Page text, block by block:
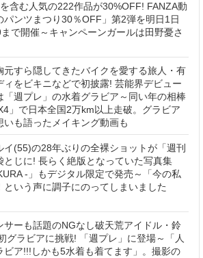
含む人気の222作品が30%OFF! FANZA動
パンツまつり30％OFF」第2弾を明日1日
で開催～キャンペーンガールは田野憂さ
元すら隠してきたバイクを愛する旅人・有
ィをビキニなどで初披露! 芸能界デビュー
「週プレ」の水着グラビア～同い年の相棒
」で日本全国2万km以上走破。グラビア
いも語ったメイキング動画も
イ(55)の28年ぶりの全裸ショットが「週刊
とじに! 長らく絶版となっていた写真集
-」もデジタル限定で発売～「今の私
という声に調子にのってしまいました
サーも話題のNGなし破天荒アイドル・鈴
グラビアに挑戦! 「週プレ」に登場～「人
ビア!!!しかも5水着も着てます」。撮影の